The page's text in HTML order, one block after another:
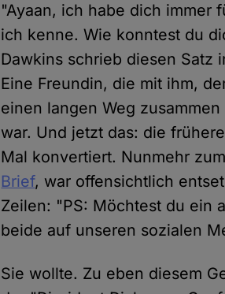
"Ayaan, ich habe dich immer
ich kenne. Wie konntest du
Dawkins schrieb diesen Satz
Eine Freundin, die mit ihm,
einen langen Weg
war. Und jetzt das: die
Mal konvertiert. Nunmehr
Brief, war offensichtlich
Zeilen: "PS: Möchtest du ein
beide auf unseren sozialen
Sie wollte. Zu eben diesem